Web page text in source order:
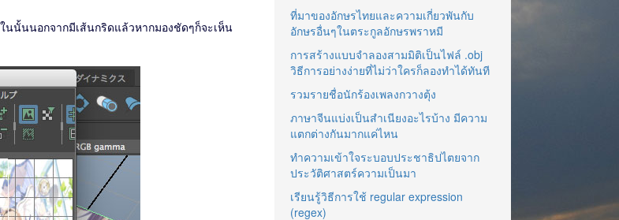
นนั้นนอกจากมีเส้นกริดแล้วหากมองชัดๆก็จะเห็น
ที่มาของอักษรไทยและความเกี่ยวพันกับ
อักษรอื่นๆในตระกูลอักษรพราหมี
การสร้างแบบจำลองสามมิติเป็นไฟล์ .obj
วิธีการอย่างง่ายที่ไม่ว่าใครก็ลองทำได้ทันที
รวมรายชื่อนักร้องเพลงกวางตุ้ง
ภาษาจีนแบ่งเป็นสำเนียงอะไรบ้าง มีความ
แตกต่างกันมากแค่ไหน
ทำความเข้าใจระบอบประชาธิปไตยจาก
ประวัติศาสตร์ความเป็นมา
เรียนรู้วิธีการใช้ regular expression
(regex)